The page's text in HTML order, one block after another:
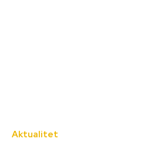
Aktualitet